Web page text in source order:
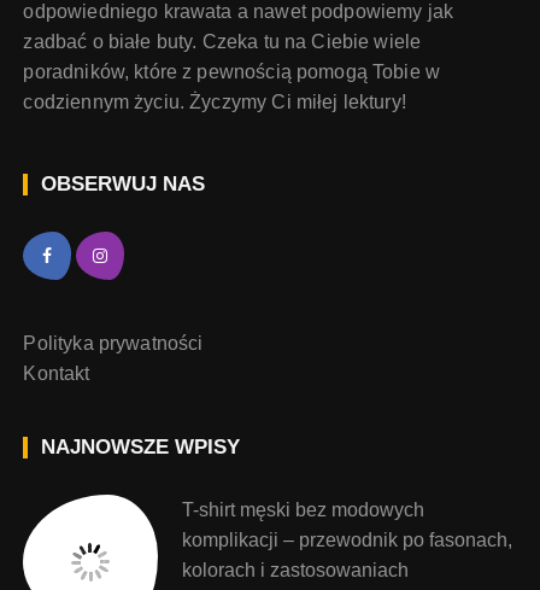
odpowiedniego krawata a nawet podpowiemy jak
zadbać o białe buty. Czeka tu na Ciebie wiele
poradników, które z pewnością pomogą Tobie w
codziennym życiu. Życzymy Ci miłej lektury!
OBSERWUJ NAS
Polityka prywatności
Kontakt
NAJNOWSZE WPISY
T-shirt męski bez modowych
komplikacji – przewodnik po fasonach,
kolorach i zastosowaniach